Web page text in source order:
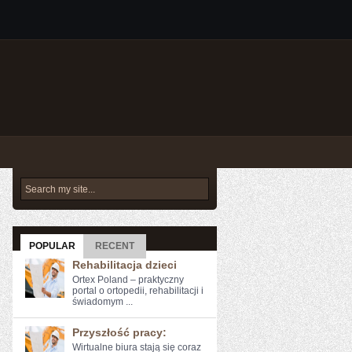
POPULAR RECENT
Rehabilitacja dzieci
Ortex Poland – praktyczny
portal o ortopedii, rehabilitacji i
świadomym ...
Przyszłość pracy:
Wirtualne biura‍ stają się ​coraz